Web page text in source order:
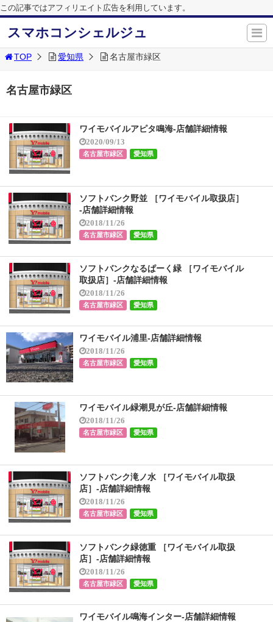
この記事ではアフィリエイト広告を利用しています。
スマホコンシェルジュ
TOP 愛知県 名古屋市緑区
名古屋市緑区
ワイモバイルアピタ鳴海-店舗詳細情報
2020/09/13
名古屋市緑区 愛知県
ソフトバンク野並 ［ワイモバイル取扱店］
-店舗詳細情報
2018/11/26
名古屋市緑区 愛知県
ソフトバンクなるぱーく緑 ［ワイモバイル
取扱店］-店舗詳細情報
2018/11/26
名古屋市緑区 愛知県
ワイモバイル浦里-店舗詳細情報
2018/11/26
名古屋市緑区 愛知県
ワイモバイル緑潮見が丘-店舗詳細情報
2018/11/26
名古屋市緑区 愛知県
ソフトバンク滝ノ水 ［ワイモバイル取扱
店］-店舗詳細情報
2018/11/26
名古屋市緑区 愛知県
ソフトバンク緑徳重 ［ワイモバイル取扱
店］-店舗詳細情報
2018/11/26
名古屋市緑区 愛知県
ワイモバイル鳴海インター-店舗詳細情報